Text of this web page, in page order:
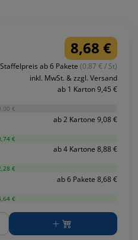
8,68 €
Staffelpreis ab 6 Pakete (0.87 € / St)
inkl. MwSt. & zzgl. Versand
ab 1 Karton 9,45 €
€
ab 2 Kartone 9,08 €
€
ab 4 Kartone 8,88 €
€
ab 6 Pakete 8,68 €
€